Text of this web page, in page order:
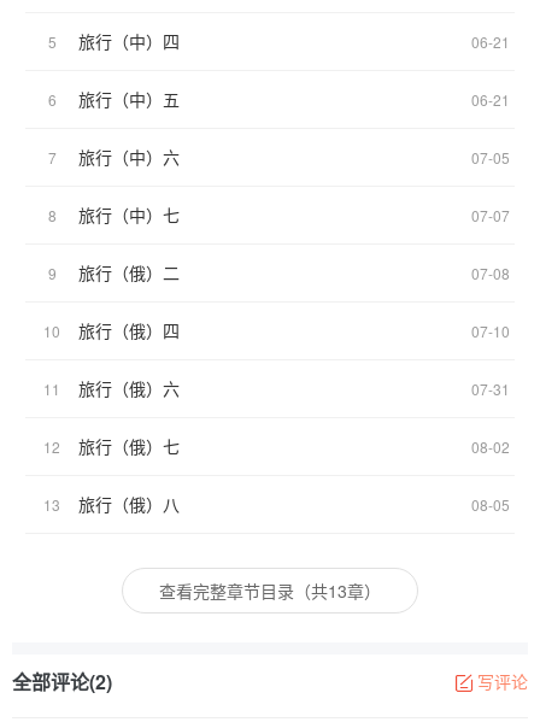
5 旅行（中）四 06-21
6 旅行（中）五 06-21
7 旅行（中）六 07-05
8 旅行（中）七 07-07
9 旅行（俄）二 07-08
10 旅行（俄）四 07-10
11 旅行（俄）六 07-31
12 旅行（俄）七 08-02
13 旅行（俄）八 08-05
查看完整章节目录（共13章）
全部评论(2) 写评论